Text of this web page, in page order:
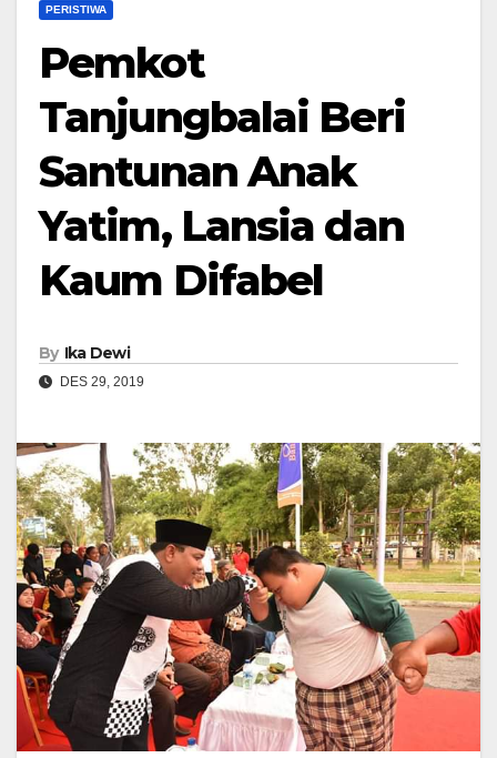
PERISTIWA
Pemkot
Tanjungbalai Beri
Santunan Anak
Yatim, Lansia dan
Kaum Difabel
By Ika Dewi
DES 29, 2019